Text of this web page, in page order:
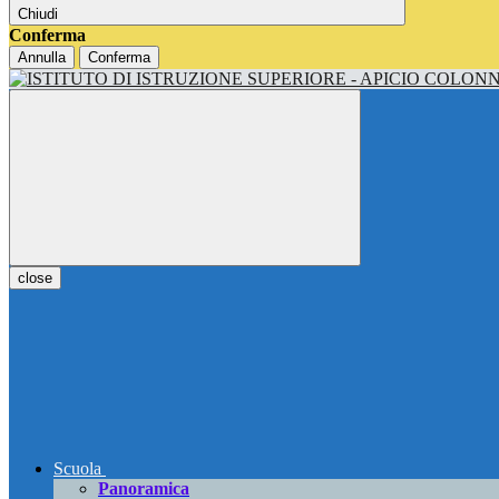
Chiudi
Conferma
Annulla Conferma
close
Scuola
Panoramica